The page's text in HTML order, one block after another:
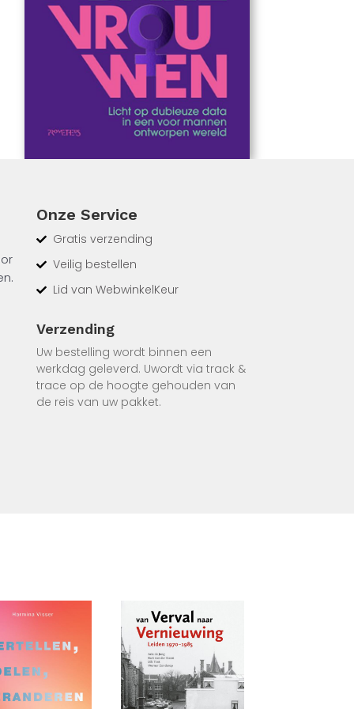
Onze Service
Gratis verzending
Veilig bestellen
Lid van WebwinkelKeur
Verzending
Uw bestelling wordt binnen een
werkdag geleverd. Uwordt via track &
trace op de hoogte gehouden van
de reis van uw pakket.